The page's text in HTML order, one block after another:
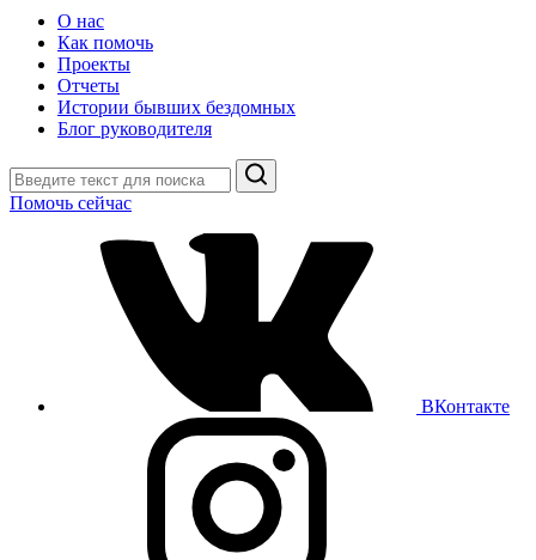
О нас
Как помочь
Проекты
Отчеты
Истории бывших бездомных
Блог руководителя
Поиск
Помочь сейчас
ВКонтакте